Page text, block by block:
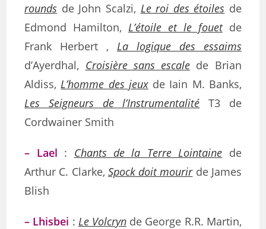
rounds de John Scalzi, Le roi des étoiles de
Edmond Hamilton,L’étoile et le fouetde
Frank Herbert , La logique des essaims
d’Ayerdhal, Croisière sans escale de Brian
Aldiss,L’homme des jeux de Iain M. Banks,
Les Seigneurs de l’Instrumentalité T3 de
Cordwainer Smith
– Lael : Chants de la Terre Lointaine de
Arthur C. Clarke, Spock doit mourirde James
Blish
– Lhisbei : Le Volcryn de George R.R. Martin,